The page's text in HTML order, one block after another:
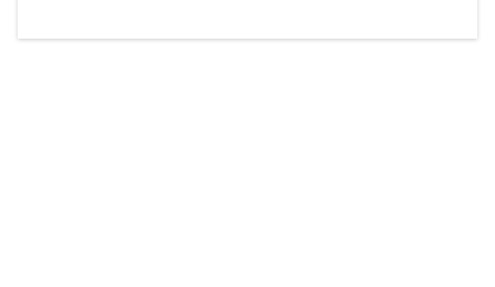
Der Weinbau dominert heute nicht mehr, ist aber integrativer